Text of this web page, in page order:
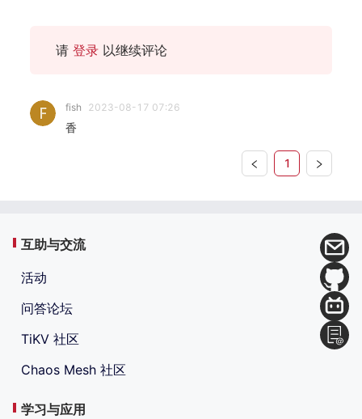
请 登录 以继续评论
fish 2023-08-17 07:26
香
1
互助与交流
活动
问答论坛
TiKV 社区
Chaos Mesh 社区
学习与应用